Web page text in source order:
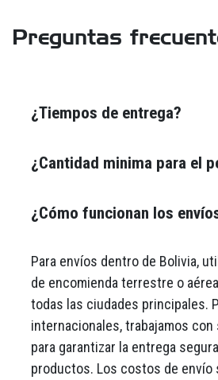
Preguntas
¿Tiempos de entrega?
¿Cantidad minima para el
¿Cómo funcionan los
Para envíos dentro de Bolivia,
de encomienda terrestre o
todas las ciudades principales.
internacionales, trabajamos
para garantizar la entrega
productos. Los costos de envío